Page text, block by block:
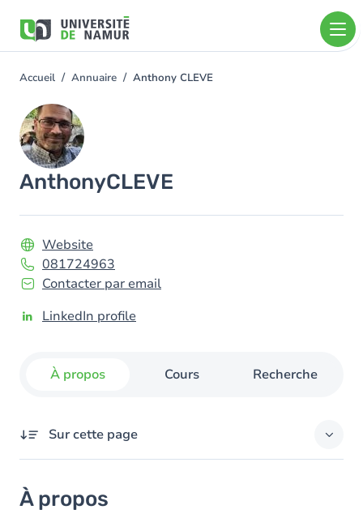
contenu
You
here
Accueil Annuaire Anthony CLEVE
Image
AnthonyCLEVE
Website
081724963
Contacter par email
LinkedIn profile
À propos Cours Recherche
Sur cette page
Domaines d'expertises
À propos